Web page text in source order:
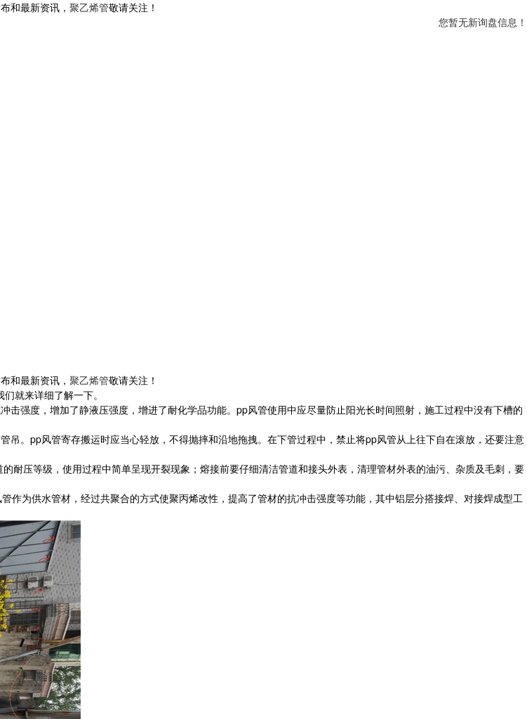
和最新资讯， 聚乙烯管敬请关注！
您暂无新询盘信息！
和最新资讯， 聚乙烯管敬请关注！
就来详细了解一下。
强度，增加了静液压强度，增进了耐化学品功能。pp风管使用中应尽量防止阳光长时间照射，施工过程中没有下槽的
。pp风管寄存搬运时应当心轻放，不得抛摔和沿地拖拽。在下管过程中，禁止将pp风管从上往下自在滚放，还要注意
耐压等级，使用过程中简单呈现开裂现象；熔接前要仔细清洁管道和接头外表，清理管材外表的油污、杂质及毛刺，要
为供水管材，经过共聚合的方式使聚丙烯改性，提高了管材的抗冲击强度等功能，其中铝层分搭接焊、对接焊成型工